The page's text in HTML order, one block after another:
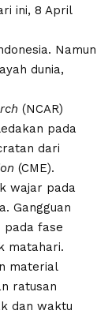
ini, 8 April
Namun
dunia,
(NCAR)
pada
dari
(CME).
wajar pada
Gangguan
pada fase
matahari.
material
ratusan
dan waktu